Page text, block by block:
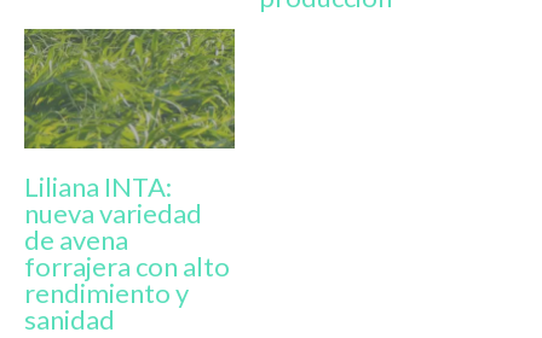
Liliana INTA:
nueva variedad
de avena
forrajera con alto
rendimiento y
sanidad